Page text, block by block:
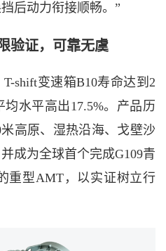
后动力衔接顺畅。”
验证，可靠无虞
T-shift变速箱B10寿命达到2
水平高出17.5%。产品历
高原、湿热沿海、戈壁沙
成为全球首个完成G109青
重型AMT，以实证树立行